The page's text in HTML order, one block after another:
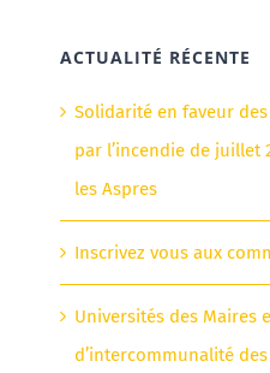
ACTUALITÉ RÉCENTE
Solidarité en faveur
par l’incendie de juillet
les Aspres
Inscrivez vous aux
Universités des Maires
d’intercommunalité